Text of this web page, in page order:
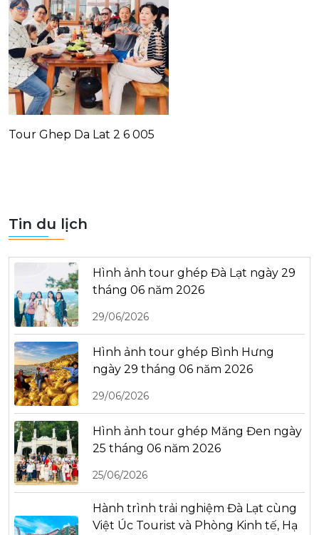
Tour Ghep Da Lat 2 6 005
Tin du lịch
Hình ảnh tour ghép Đà Lạt ngày 29
tháng 06 năm 2026
29/06/2026
Hình ảnh tour ghép Bình Hưng
ngày 29 tháng 06 năm 2026
29/06/2026
Hình ảnh tour ghép Măng Đen ngày
25 tháng 06 năm 2026
25/06/2026
Hành trình trải nghiệm Đà Lạt cùng
Việt Úc Tourist và Phòng Kinh tế, Hạ